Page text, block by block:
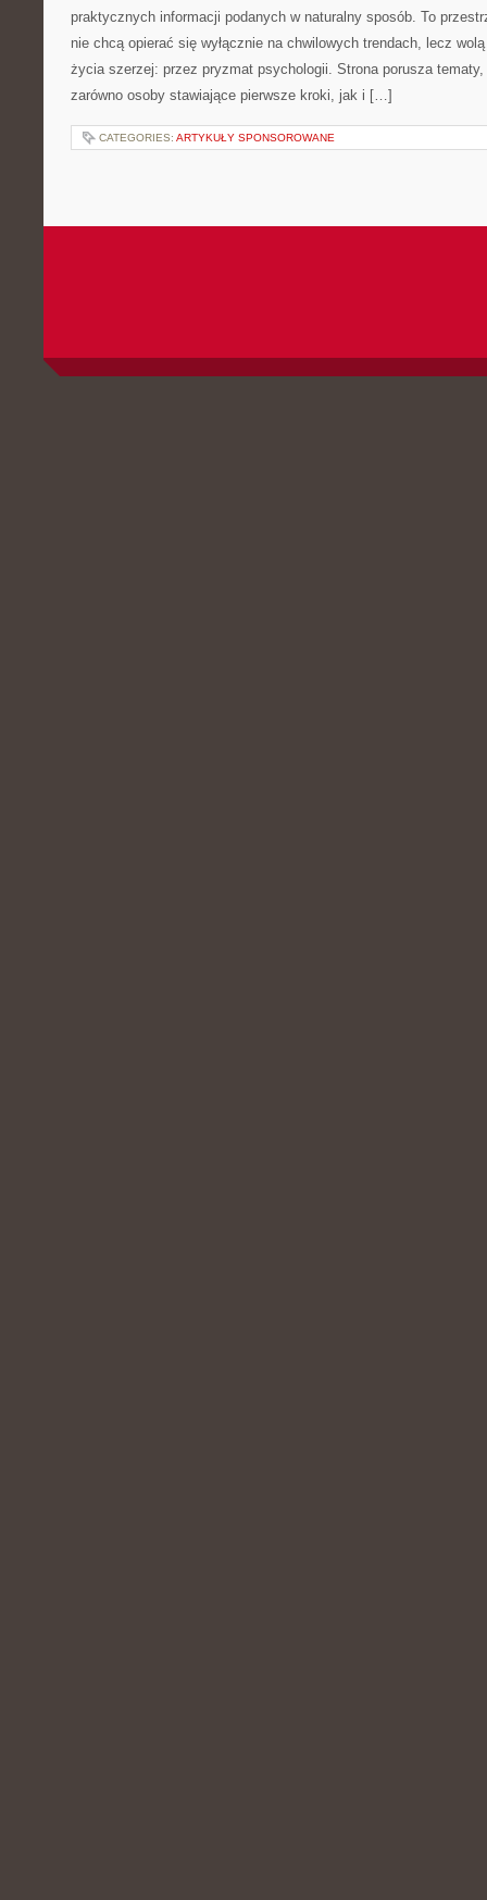
praktycznych informacji podanych w naturalny sposób. To
nie chcą opierać się wyłącznie na chwilowych trendach, lecz
życia szerzej: przez pryzmat psychologii. Strona porusza
zarówno osoby stawiające pierwsze kroki, jak i […]
CATEGORIES: ARTYKUŁY SPONSOROWANE